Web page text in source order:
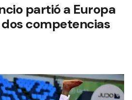
partió a Europa
competencias